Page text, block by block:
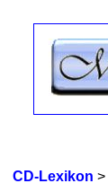
CD-Lexikon >